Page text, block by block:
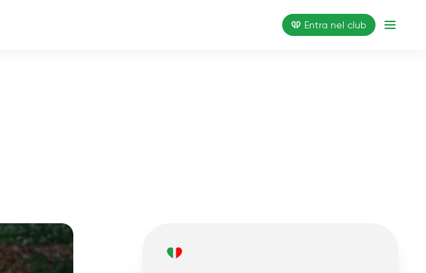
Entra nel club